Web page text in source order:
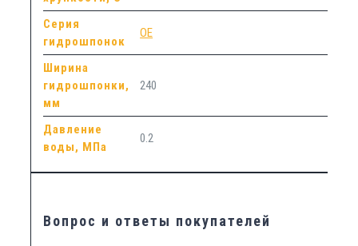
Серия
гидрошпонок
OE
Ширина
гидрошпонки,
мм
240
Давление
воды, МПа
0.2
Вопрос и ответы покупателей